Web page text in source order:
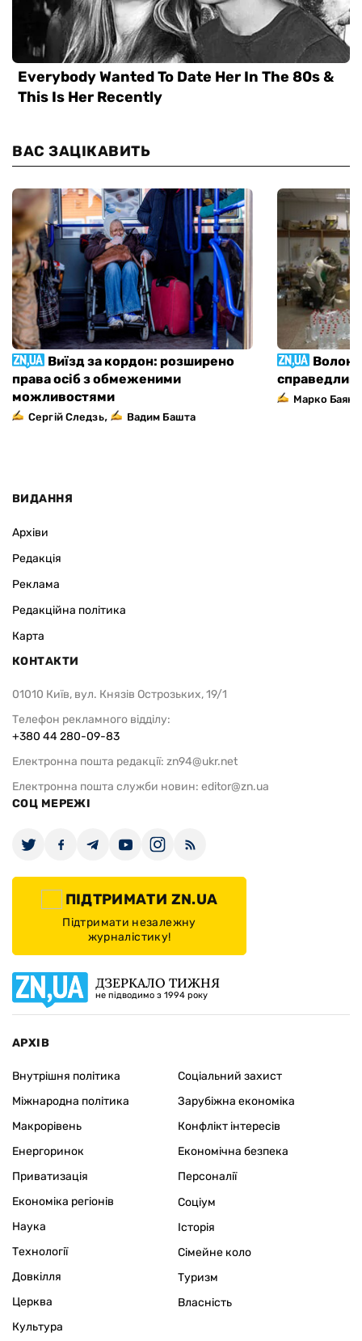
ВАС ЗАЦІКАВИТЬ
Виїзд за кордон: розширено
права осіб з обмеженими
можливостями
Сергій Следзь, Вадим Башта
Марко
ВИДАННЯ
Архіви
Редакція
Реклама
Редакційна політика
Карта
КОНТАКТИ
01010 Київ, вул. Князів Острозьких, 19/1
Телефон рекламного відділу:
+380 44 280-09-83
Електронна пошта редакції: zn94@ukr.net
Електронна пошта служби новин: editor@zn.ua
СОЦ МЕРЕЖІ
ПІДТРИМАТИ ZN.UA
Підтримати незалежну
журналістику!
ДЗЕРКАЛО ТИЖНЯ
не підводимо з 1994 року
АРХІВ
Внутрішня політика
Міжнародна політика
Макрорівень
Енергоринок
Приватизація
Економіка регіонів
Соціальний захист
Зарубіжна економіка
Конфлікт інтересів
Економічна безпека
Персоналії
Наука
Технології
Довкілля
Церква
Культура
Соціум
Історія
Сімейне коло
Туризм
Власність